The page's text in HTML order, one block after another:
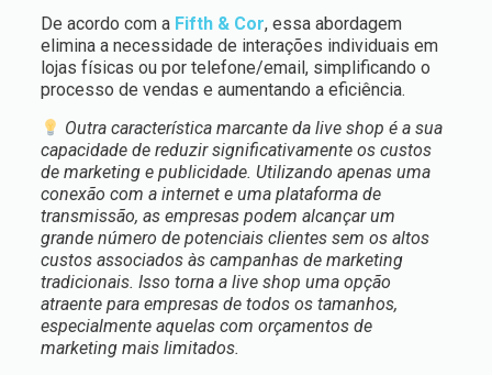
De acordo com a Fifth & Cor, essa abordagem
elimina a necessidade de interações individuais em
lojas físicas ou por telefone/email, simplificando o
processo de vendas e aumentando a eficiência.
Outra característica marcante da live shop é a sua
capacidade de reduzir significativamente os custos
de marketing e publicidade. Utilizando apenas uma
conexão com a internet e uma plataforma de
transmissão, as empresas podem alcançar um
grande número de potenciais clientes sem os altos
custos associados às campanhas de marketing
tradicionais. Isso torna a live shop uma opção
atraente para empresas de todos os tamanhos,
especialmente aquelas com orçamentos de
marketing mais limitados.